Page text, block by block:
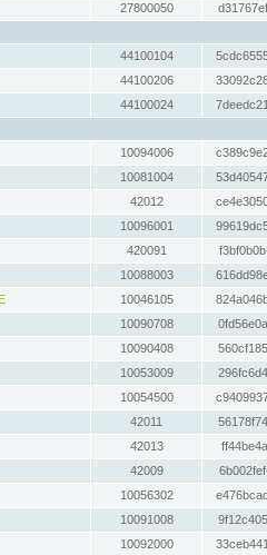
27800050
44100104
44100206
44100024
10094006
10081004
42012
10096001
420091
10088003
10046105
10090708
10090408
10053009
10054500
42011
42013
42009
10056302
10091008
10092000